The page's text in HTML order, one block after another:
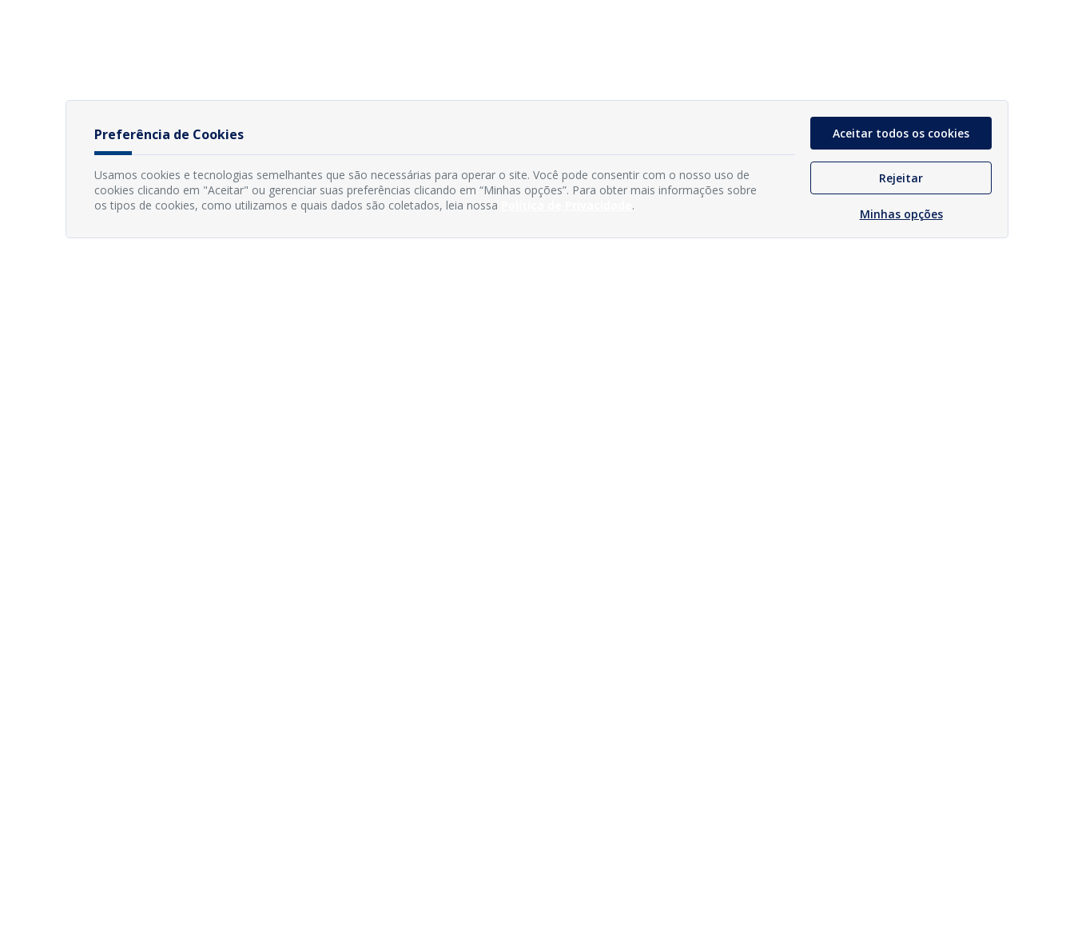
Preferência de Cookies
Usamos cookies e tecnologias semelhantes que são necessárias para operar o site. Você pode consentir com o nosso uso de
cookies clicando em "Aceitar" ou gerenciar suas preferências clicando em “Minhas opções”. Para obter mais informações sobre
os tipos de cookies, como utilizamos e quais dados são coletados, leia nossa
.
Aceitar todos os cookies
Rejeitar
Minhas opções